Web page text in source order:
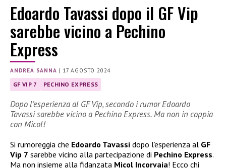
Edoardo Tavassi dopo il GF Vip
sarebbe vicino a Pechino
Express
ANDREA SANNA | 17 AGOSTO 2024
GF VIP 7 PECHINO EXPRESS
Dopo l’esperienza al GF Vip, secondo i rumor Edoardo
Tavassi sarebbe vicino a Pechino Express. Ma non in coppia
con Micol!
Si rumoreggia che Edoardo Tavassi dopo l’esperienza al GF
Vip 7 sarebbe vicino alla partecipazione di Pechino Express.
Ma non insieme alla fidanzata Micol Incorvaia! Ecco chi